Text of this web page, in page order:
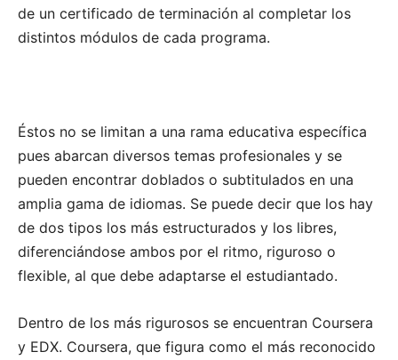
de un certificado de terminación al completar los
distintos módulos de cada programa.
Éstos no se limitan a una rama educativa específica
pues abarcan diversos temas profesionales y se
pueden encontrar doblados o subtitulados en una
amplia gama de idiomas. Se puede decir que los hay
de dos tipos los más estructurados y los libres,
diferenciándose ambos por el ritmo, riguroso o
flexible, al que debe adaptarse el estudiantado.
Dentro de los más rigurosos se encuentran Coursera
y EDX. Coursera, que figura como el más reconocido